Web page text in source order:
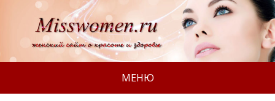
МЕНЮ